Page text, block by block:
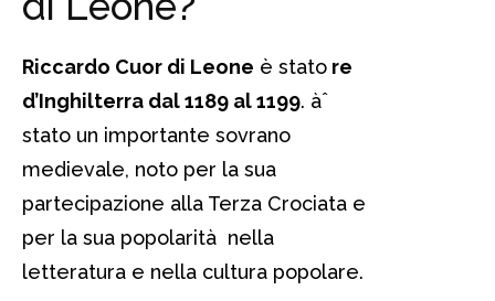
Riccardo Cuor di Leone è stato re
d’Inghilterra dal 1189 al 1199. àˆ
stato un importante sovrano
medievale, noto per la sua
partecipazione alla Terza Crociata e
per la sua popolarità nella
letteratura e nella cultura popolare.